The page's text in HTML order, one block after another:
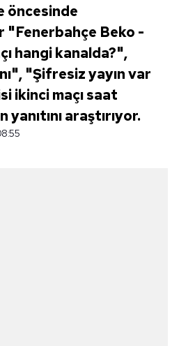
öncesinde
Beko -
hangi kanalda?",
"Şifresiz yayın var
ikinci maçı saat
araştırıyor.